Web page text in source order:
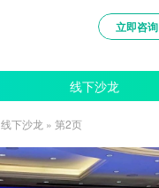
立即咨询
线下沙龙
线下沙龙 » 第2页